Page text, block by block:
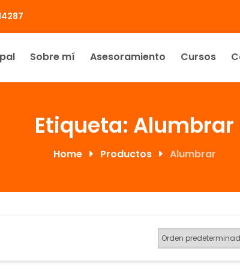
Sobre mí Asesoramiento Cursos
Etiqueta: Alumbrar
Home Productos Alumbrar